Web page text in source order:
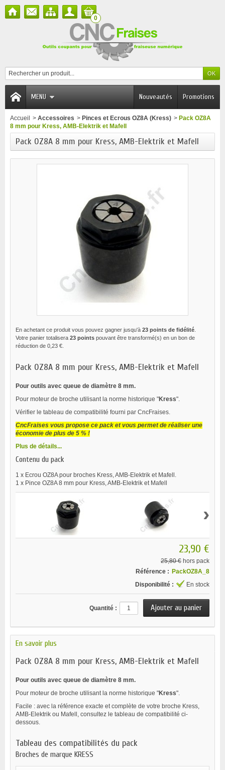
0
MENU Promotions
Nouveautés
Accueil > Accessoires > Pinces et Ecrous OZ8A (Kress) > Pack OZ8A
8 mm pour Kress, AMB-Elektrik et Mafell
Pack OZ8A 8 mm pour Kress, AMB-Elektrik et Mafell
En achetant ce produit vous pouvez gagner jusqu'à 23 points de fidélité
Votre panier totalisera 23 points pouvant être transformé(s) en un bon de
réduction de 0,23 €
Pack OZ8A 8 mm pour Kress, AMB-Elektrik et Mafell
Pour outils avec queue de diamètre 8 mm.
Pour moteur de broche utilisant la norme historique "Kress".
Vérifier le tableau de compatibilité fourni par CncFraises.
CncFraises vous propose ce pack et vous permet de réaliser une
économie de plus de 5 % !
Plus de détails...
Contenu du pack
1 x Ecrou OZ8A pour broches Kress, AMB-Elektrik et Mafell.
1 x Pince OZ8A 8 mm pour Kress, AMB-Elektrik et Mafell
›
23,90 €
25,80 € hors pack
Référence : PackOZ8A_8
Disponibilité :
En stock
Quantité :
En savoir plus
Pack OZ8A 8 mm pour Kress, AMB-Elektrik et Mafell
Pour outils avec queue de diamètre 8 mm.
Pour moteur de broche utilisant la norme historique "Kress".
Facile : avec la référence exacte et complète de votre broche Kress,
AMB-Elektrik ou Mafell, consultez le tableau de compatibilité ci-
dessous.
Tableau des compatibilités du pack
Broches de marque KRESS